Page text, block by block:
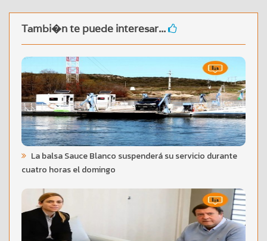
Tambi�n te puede interesar...
La balsa Sauce Blanco suspenderá su servicio durante
cuatro horas el domingo